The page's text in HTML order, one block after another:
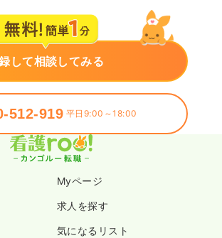
して相談してみる
512-919 平日9:00～18:00
Myページ
求人を探す
気になるリスト